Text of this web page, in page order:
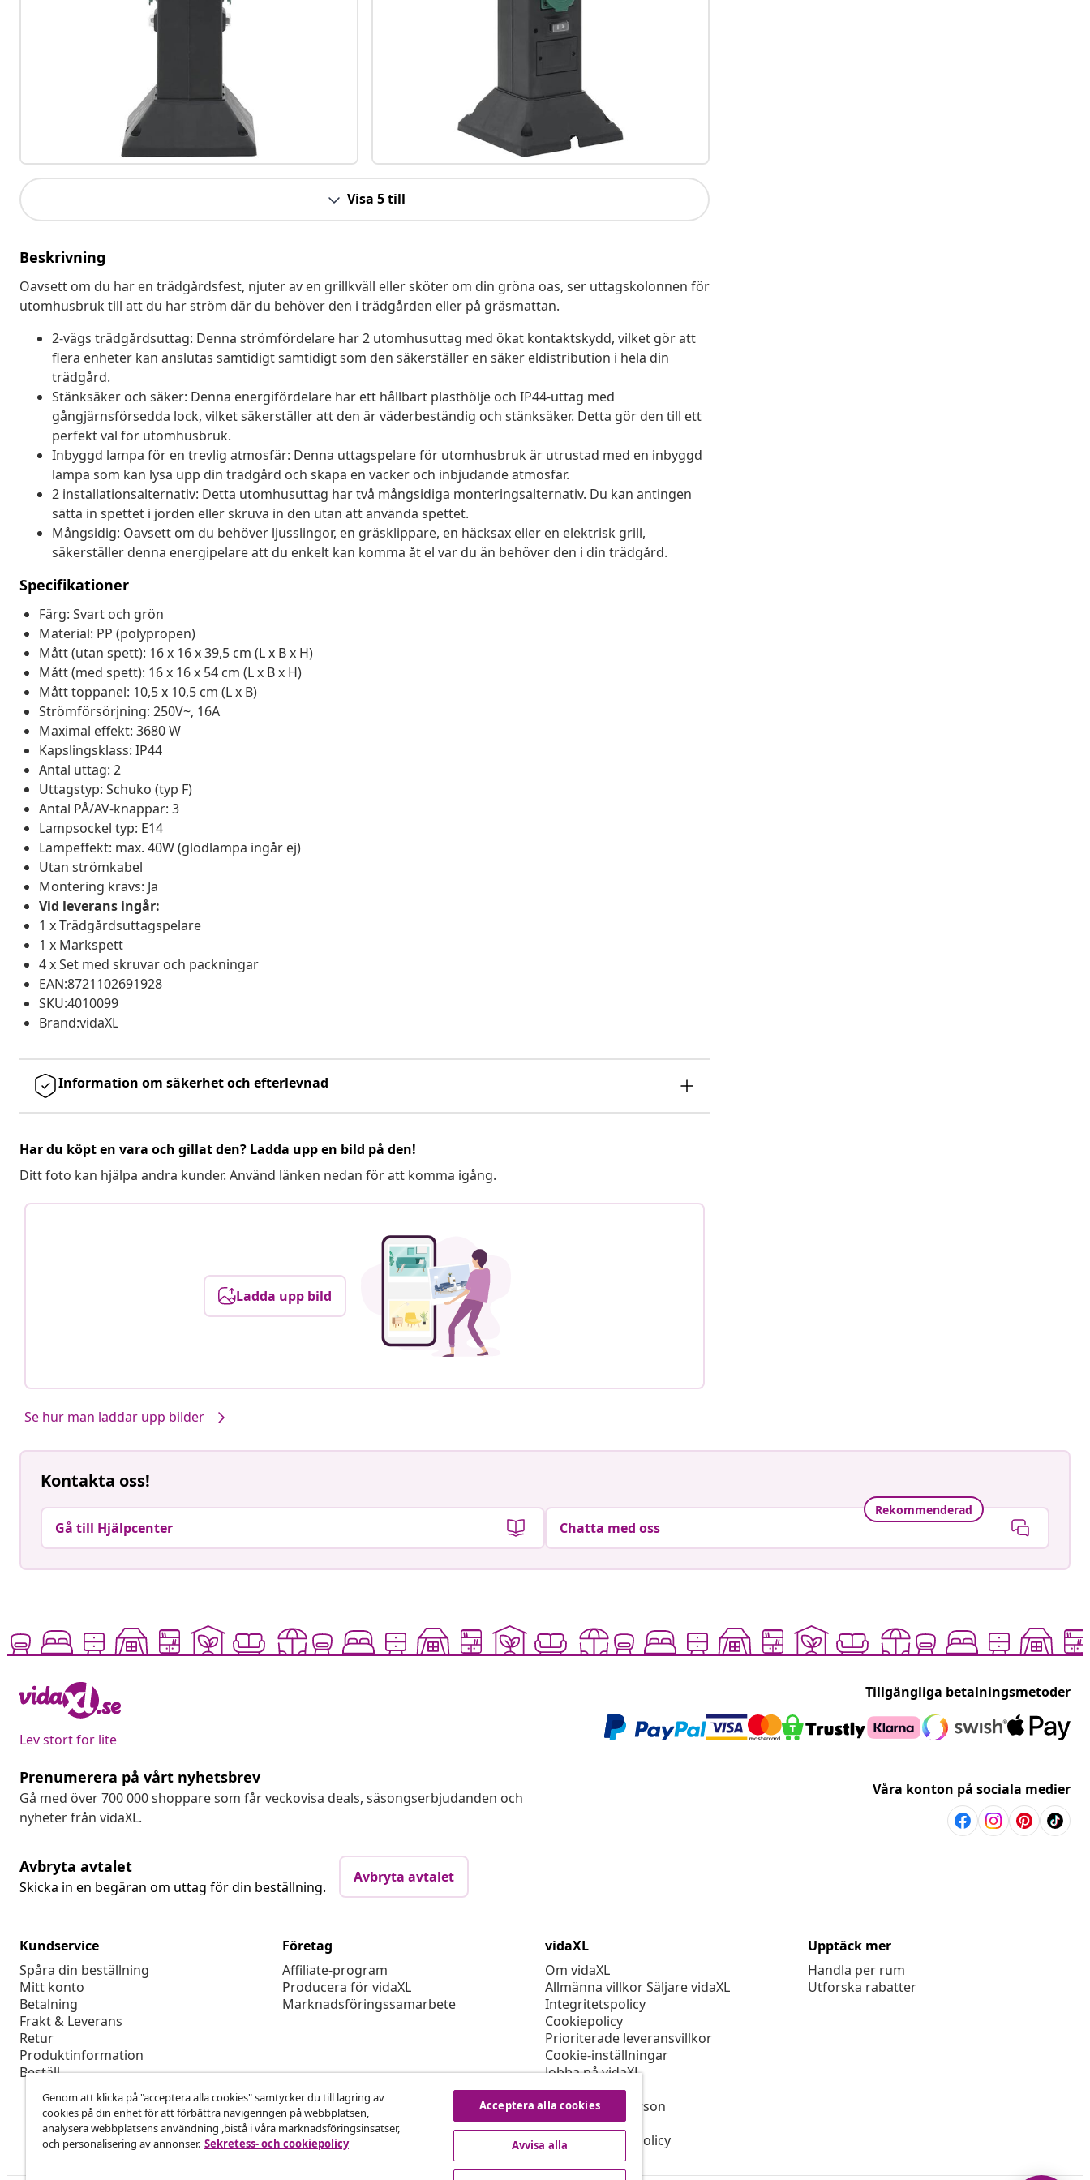
Visa 5 till
Beskrivning
Oavsett om du har en trädgårdsfest, njuter av en grillkväll eller sköter om din gröna oas, ser uttagskolonnen för
utomhusbruk till att du har ström där du behöver den i trädgården eller på gräsmattan.
2-vägs trädgårdsuttag: Denna strömfördelare har 2 utomhusuttag med ökat kontaktskydd, vilket gör att
flera enheter kan anslutas samtidigt samtidigt som den säkerställer en säker eldistribution i hela din
trädgård.
Stänksäker och säker: Denna energifördelare har ett hållbart plasthölje och IP44-uttag med
gångjärnsförsedda lock, vilket säkerställer att den är väderbeständig och stänksäker. Detta gör den till ett
perfekt val för utomhusbruk.
Inbyggd lampa för en trevlig atmosfär: Denna uttagspelare för utomhusbruk är utrustad med en inbyggd
lampa som kan lysa upp din trädgård och skapa en vacker och inbjudande atmosfär.
2 installationsalternativ: Detta utomhusuttag har två mångsidiga monteringsalternativ. Du kan antingen
sätta in spettet i jorden eller skruva in den utan att använda spettet.
Mångsidig: Oavsett om du behöver ljusslingor, en gräsklippare, en häcksax eller en elektrisk grill,
säkerställer denna energipelare att du enkelt kan komma åt el var du än behöver den i din trädgård.
Specifikationer
Färg: Svart och grön
Material: PP (polypropen)
Mått (utan spett): 16 x 16 x 39,5 cm (L x B x H)
Mått (med spett): 16 x 16 x 54 cm (L x B x H)
Mått toppanel: 10,5 x 10,5 cm (L x B)
Strömförsörjning: 250V~, 16A
Maximal effekt: 3680 W
Kapslingsklass: IP44
Antal uttag: 2
Uttagstyp: Schuko (typ F)
Antal PÅ/AV-knappar: 3
Lampsockel typ: E14
Lampeffekt: max. 40W (glödlampa ingår ej)
Utan strömkabel
Montering krävs: Ja
Vid leverans ingår:
1 x Trädgårdsuttagspelare
1 x Markspett
4 x Set med skruvar och packningar
EAN:8721102691928
SKU:4010099
Brand:vidaXL
Information om säkerhet och efterlevnad
Har du köpt en vara och gillat den? Ladda upp en bild på den!
Ditt foto kan hjälpa andra kunder. Använd länken nedan för att komma igång.
Ladda upp bild
Se hur man laddar upp bilder
Kontakta oss!
Gå till Hjälpcenter
Rekommenderad
Chatta med oss
Lev stort for lite
Tillgängliga betalningsmetoder
Prenumerera på vårt nyhetsbrev
Gå med över 700 000 shoppare som får veckovisa deals, säsongserbjudanden och
nyheter från vidaXL.
Våra konton på sociala medier
Avbryta avtalet
Skicka in en begäran om uttag för din beställning.
Avbryta avtalet
Kundservice
Spåra din beställning
Mitt konto
Betalning
Frakt & Leverans
Retur
Produktinformation
Beställ
Företag
Affiliate-program
Producera för vidaXL
Marknadsföringssamarbete
vidaXL
Om vidaXL
Allmänna villkor Säljare vidaXL
Integritetspolicy
Cookiepolicy
Prioriterade leveransvillkor
Cookie-inställningar
Jobba på vidaXL
Säkerhet
EU Ansvarig person
Policyn för EPR
Tillgänglighetspolicy
Upptäck mer
Handla per rum
Utforska rabatter
Genom att klicka på "acceptera alla cookies" samtycker du till lagring av
cookies på din enhet för att förbättra navigeringen på webbplatsen,
analysera webbplatsens användning ,bistå i våra marknadsföringsinsatser,
och personalisering av annonser. Sekretess- och cookiepolicy
Acceptera alla cookies
Avvisa alla